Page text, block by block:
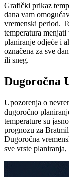
Grafički prikaz
dana vam
vremenski period.
temperatura
planiranje odjeće i
označena za sve
ili sneg.
Dugoročna
Upozorenja o
dugoročno
temperature su
prognozu za
Dugoročna
sve vrste